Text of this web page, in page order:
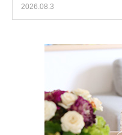
2026.08.3